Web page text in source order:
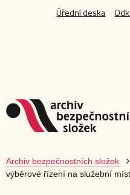
Úřední deska
Archiv bezpečnostních složek
výběrové řízení na služební